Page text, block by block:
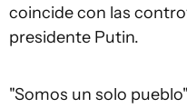
coincide con las
presidente Putin.
"Somos un solo